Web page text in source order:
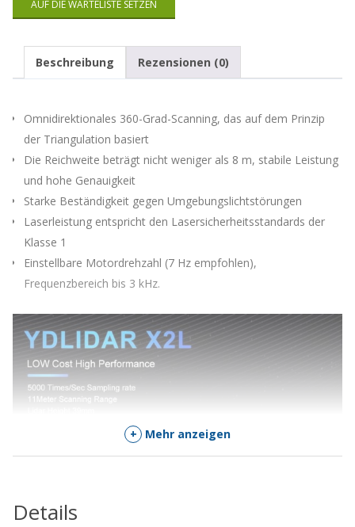
Mail-
Adresse
die
für
Produkt
zu
kommen
AUF DIE WARTELISTE SETZEN
Beschreibung Rezensionen (0)
Omnidirektionales 360-Grad-Scanning, das auf dem Prinzip
der Triangulation basiert
Die Reichweite beträgt nicht weniger als 8 m, stabile Leistung
und hohe Genauigkeit
Starke Beständigkeit gegen Umgebungslichtstörungen
Laserleistung entspricht den Lasersicherheitsstandards der
Klasse 1
Einstellbare Motordrehzahl (7 Hz empfohlen),
Frequenzbereich bis 3 kHz.
+ Mehr anzeigen
Details